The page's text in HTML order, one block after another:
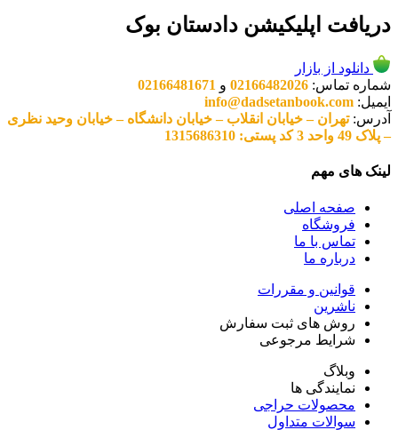
دریافت اپلیکیشن دادستان بوک
دانلود از بازار
شماره تماس: 02166482026 و 02166481671
ایمیل: info@dadsetanbook.com
آدرس:تهران – خیابان انقلاب – خیابان دانشگاه – خیابان وحید نظری
– پلاک 49 واحد 3 کد پستی: 1315686310
لینک های مهم
صفحه اصلی
فروشگاه
تماس با ما
درباره ما
قوانین و مقررات
ناشرین
روش های ثبت سفارش
شرایط مرجوعی
وبلاگ
نمایندگی ها
محصولات حراجی
سوالات متداول